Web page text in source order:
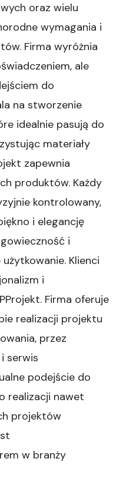
oraz wielu
wymagania i
Firma wyróżnia
ale
do
na stworzenie
idealnie pasują do
materiały
zapewnia
produktów. Każdy
kontrolowany,
i elegancję
i
Klienci
i
Firma oferuje
realizacji projektu
przez
serwis
podejście do
realizacji nawet
projektów
w branży